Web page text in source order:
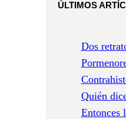
ÚLTIMOS
Dos
Quién
Entonces